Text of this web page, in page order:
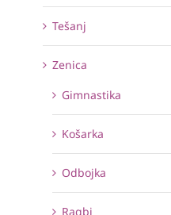
Tešanj
Zenica
Gimnastika
Košarka
Odbojka
Ragbi